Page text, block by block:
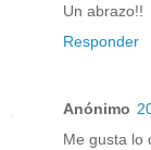
Un abrazo!!
Responder
Anónimo
Me gusta lo